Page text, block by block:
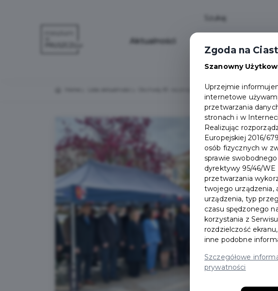
Aktualności
Obchody 81. rocznicy zakończenia II Wojny
Zgoda na
Szanowny
Uprzejmie
internetowe
przetwarzania
stronach i w
Realizując
Europejskiej 2016/
osób fizycznych w
sprawie
dyrektywy 95/46/WE
przetwarzania
twojego urządzenia,
urządzenia, typ
czasu spędzonego
korzystania z
rozdzielczość
inne podobne
Szczegółowe
prywatności